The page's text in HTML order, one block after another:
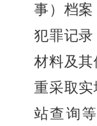
事）档
犯罪记
材料及
重采取
站查询